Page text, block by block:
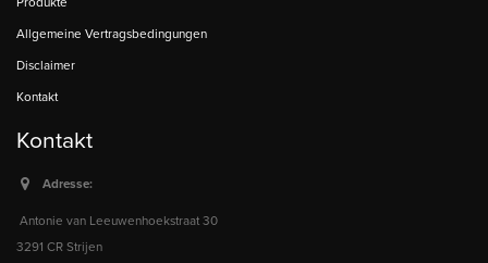
Allgemeine Vertragsbedingungen
Disclaimer
Kontakt
Kontakt
Adresse:
Antonie van Leeuwenhoekstraat 30
3291 CR Strijen